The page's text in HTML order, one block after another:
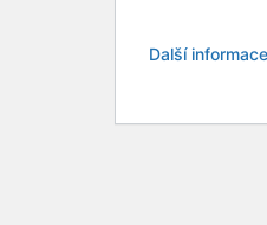
Další